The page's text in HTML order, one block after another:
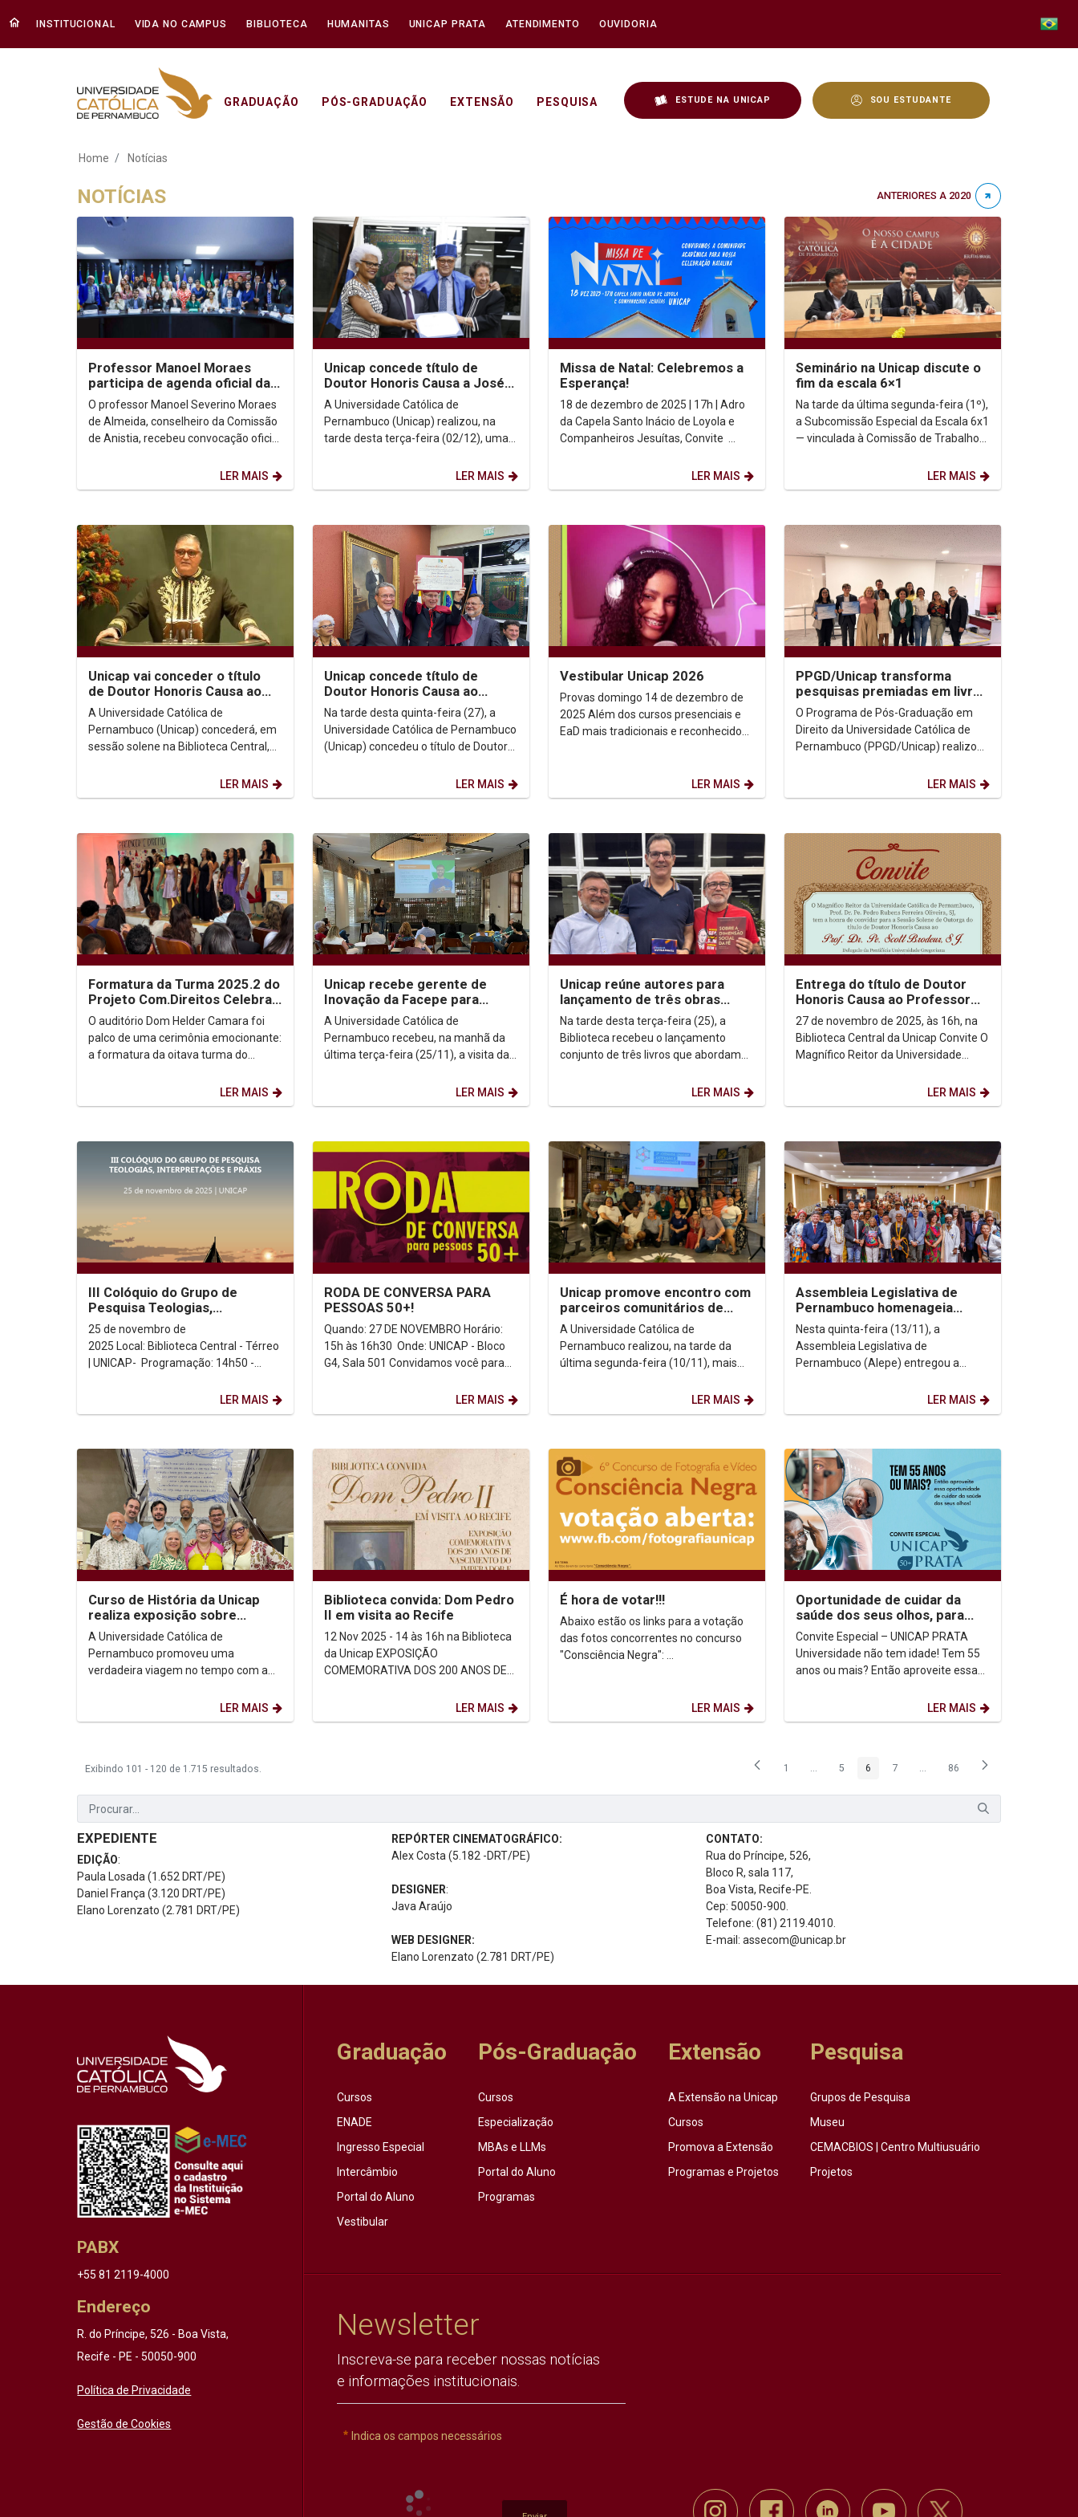
INSTITUCIONAL VIDA NO CAMPUS BIBLIOTECA HUMANITAS UNICAP PRATA ATENDIMENTO OUVIDORIA
GRADUAÇÃO PÓS-GRADUAÇÃO EXTENSÃO PESQUISA ESTUDE NA UNICAP SOU ESTUDANTE
Notícias - Unicap
Home Notícias
NOTÍCIAS ANTERIORES A 2020
Professor Manoel Moraes
participa de agenda oficial da
Comissão de Anistia ao lado da
Ministra...
O professor Manoel Severino Moraes
de Almeida, conselheiro da Comissão
de Anistia, recebeu convocação oficial
LER MAIS
Unicap concede título de
Doutor Honoris Causa a José
Paulo Cavalcanti Filho em
cerimônia histórica
A Universidade Católica de
Pernambuco (Unicap) realizou, na
tarde desta terça-feira (02/12), uma
LER MAIS
Missa de Natal: Celebremos a
Esperança!
18 de dezembro de 2025 | 17h | Adro
da Capela Santo Inácio de Loyola e
Companheiros Jesuítas, Convite
LER MAIS
Seminário na Unicap discute o
fim da escala 6×1
Na tarde da última segunda-feira (1º),
a Subcomissão Especial da Escala 6x1
— vinculada à Comissão de Trabalho
LER MAIS
Unicap vai conceder o título
de Doutor Honoris Causa ao
jurista e imortal da Academia
Brasileira...
A Universidade Católica de
Pernambuco (Unicap) concederá, em
sessão solene na Biblioteca Central,
LER MAIS
Unicap concede título de
Doutor Honoris Causa ao
Padre Scott Brodeur
Na tarde desta quinta-feira (27), a
Universidade Católica de Pernambuco
(Unicap) concedeu o título de Doutor
LER MAIS
Vestibular Unicap 2026
Provas domingo 14 de dezembro de
2025 Além dos cursos presenciais e
EaD mais tradicionais e reconhecidos
LER MAIS
PPGD/Unicap transforma
pesquisas premiadas em livros
e reforça seu protagonismo
acadêmico nacional
O Programa de Pós-Graduação em
Direito da Universidade Católica de
Pernambuco (PPGD/Unicap) realizou,
LER MAIS
Formatura da Turma 2025.2 do
Projeto Com.Direitos Celebra
Inclusão e Transformação
Social
O auditório Dom Helder Camara foi
palco de uma cerimônia emocionante:
a formatura da oitava turma do
LER MAIS
Unicap recebe gerente de
Inovação da Facepe para
apresentação do Programa
Centelha 3
A Universidade Católica de
Pernambuco recebeu, na manhã da
última terça-feira (25/11), a visita da
LER MAIS
Unicap reúne autores para
lançamento de três obras
sobre fé, filosofia e
compromisso social
Na tarde desta terça-feira (25), a
Biblioteca recebeu o lançamento
conjunto de três livros que abordam
LER MAIS
Entrega do título de Doutor
Honoris Causa ao Professor
Doutor Padre Scott Brodeur
27 de novembro de 2025, às 16h, na
Biblioteca Central da Unicap Convite O
Magnífico Reitor da Universidade
LER MAIS
III Colóquio do Grupo de
Pesquisa Teologias,
Interpretações e Praxis
25 de novembro de
2025 Local: Biblioteca Central - Térreo
| UNICAP- Programação: 14h50 -
LER MAIS
RODA DE CONVERSA PARA
PESSOAS 50+!
Quando: 27 DE NOVEMBRO Horário:
15h às 16h30 Onde: UNICAP - Bloco
G4, Sala 501 Convidamos você para
LER MAIS
Unicap promove encontro com
parceiros comunitários de
Santo Amaro durante a 3ª
Jornada de...
A Universidade Católica de
Pernambuco realizou, na tarde da
última segunda-feira (10/11), mais
LER MAIS
Assembleia Legislativa de
Pernambuco homenageia
Valdenice José Raimundo com
Medalha Marta Almeida...
Nesta quinta-feira (13/11), a
Assembleia Legislativa de
Pernambuco (Alepe) entregou a
personalidades e instituições que se...
LER MAIS
Curso de História da Unicap
realiza exposição sobre
passagem de Dom Pedro II por
Pernambuco
A Universidade Católica de
Pernambuco promoveu uma
verdadeira viagem no tempo com a
coleção, organizado pelo professor...
LER MAIS
Biblioteca convida: Dom Pedro
II em visita ao Recife
12 Nov 2025 - 14 às 16h na Biblioteca
da Unicap EXPOSIÇÃO
COMEMORATIVA DOS 200 ANOS DE
ANOS DE SUA VINDA AO RECIFE ...
LER MAIS
É hora de votar!!!
Abaixo estão os links para a votação
das fotos concorrentes no concurso
"Consciência Negra": ...
LER MAIS
Oportunidade de cuidar da
saúde dos seus olhos, para
quem tem 55 anos ou mais
Convite Especial – UNICAP PRATA
Universidade não tem idade! Tem 55
anos ou mais? Então aproveite essa
LER MAIS
Exibindo 101 - 120 de 1.715 resultados. Página
1 ...Páginas intermediárias Usar ABA para navegar.
Página
5 Página
6 Página
7 ...Páginas intermediárias Usar ABA
Página
86
EXPEDIENTE
EDIÇÃO:
Paula Losada (1.652 DRT/PE)
Daniel França (3.120 DRT/PE)
Elano Lorenzato (2.781 DRT/PE)
REPÓRTER CINEMATOGRÁFICO:
Alex Costa (5.182 -DRT/PE)
DESIGNER:
Java Araújo
WEB DESIGNER:
Elano Lorenzato (2.781 DRT/PE)
CONTATO:
Rua do Príncipe, 526,
Bloco R, sala 117,
Boa Vista, Recife-PE.
Cep: 50050-900.
Telefone: (81) 2119.4010.
E-mail: assecom@unicap.br
PABX
+55 81 2119-4000
Endereço
R. do Príncipe, 526 - Boa Vista,
Recife - PE - 50050-900
Política de Privacidade
Gestão de Cookies
Graduação
Cursos
ENADE
Ingresso Especial
Intercâmbio
Portal do Aluno
Vestibular
Pós-Graduação
Cursos
Especialização
MBAs e LLMs
Portal do Aluno
Programas
Extensão
A Extensão na Unicap
Cursos
Promova a Extensão
Programas e Projetos
Pesquisa
Grupos de Pesquisa
Museu
CEMACBIOS | Centro Multiusuário
Projetos
Newsletter
Inscreva-se para receber nossas notícias
e informações institucionais.
Indica os campos necessários